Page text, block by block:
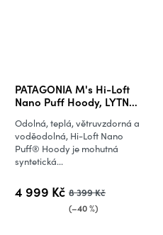
PATAGONIA M's Hi-Loft
Nano Puff Hoody, LYTN
4 999 Kč 8 399 Kč
(–40 %)
Odolná, teplá, větruvzdorná a
voděodolná, Hi-Loft Nano
Puff® Hoody je mohutná
syntetická...